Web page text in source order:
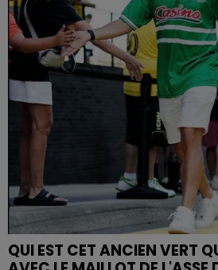
QUI EST CET ANCIEN VERT